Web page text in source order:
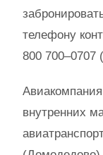
телефону
800 700–0707
внутренних